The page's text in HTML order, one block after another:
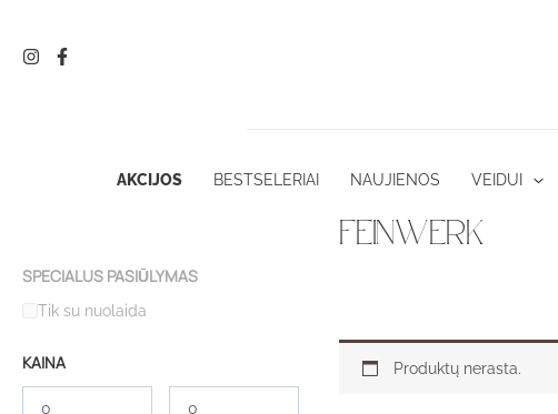
turinio
AKCIJOS BESTSELERIAI NAUJIENOS VEIDUI
SPECIALUS PASIŪLYMAS
Tik su nuolaida
KAINA
FEINWERK
Produktų nerasta.